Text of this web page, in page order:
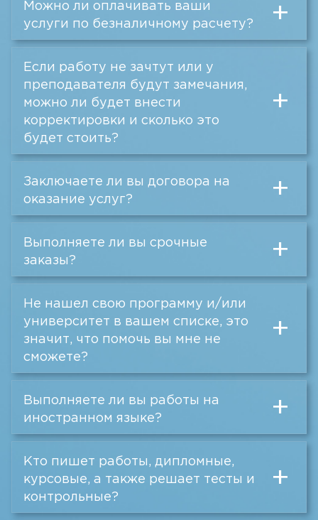
Можно ли оплачивать ваши
услуги по безналичному расчету?
+
Если работу не зачтут или у
преподавателя будут замечания,
можно ли будет внести
корректировки и сколько это
будет стоить?
+
Заключаете ли вы договора на
оказание услуг?
+
Выполняете ли вы срочные
заказы?
+
Не нашел свою программу и/или
университет в вашем списке, это
значит, что помочь вы мне не
сможете?
+
Выполняете ли вы работы на
иностранном языке?
+
Кто пишет работы, дипломные,
курсовые, а также решает тесты и
контрольные?
+